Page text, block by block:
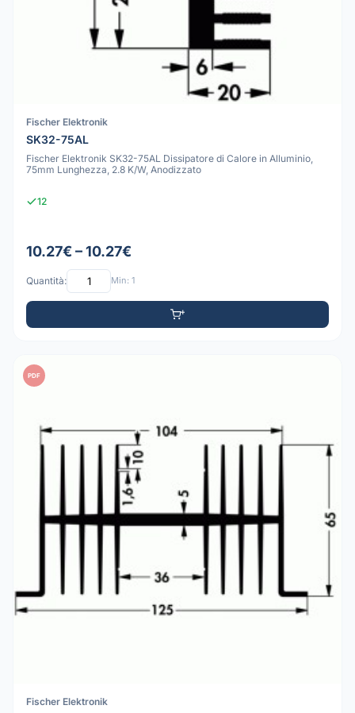
Fischer Elektronik
SK32-75AL
Fischer Elektronik SK32-75AL Dissipatore di Calore in Alluminio,
75mm Lunghezza, 2.8 K/W, Anodizzato
12
10.27€ – 10.27€
Quantità: Min: 1
PDF
Fischer Elektronik